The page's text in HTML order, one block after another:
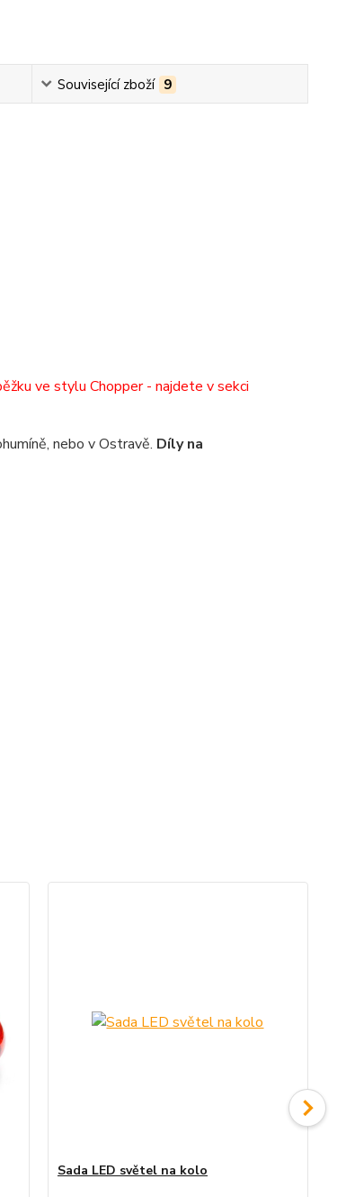
Související zboží 9
ve stylu Chopper - najdete v sekci
nebo v Ostravě. Díly na
Sada LED světel na kolo